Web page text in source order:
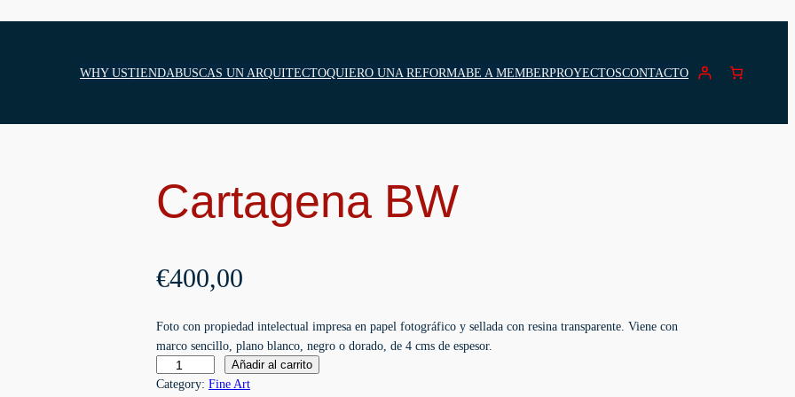
WHY USTIENDABUSCAS UN ARQUITECTOQUIERO UNA REFORMABE A MEMBERPROYECTOSCONTACTO
Cartagena BW
€400,00
Foto con propiedad intelectual impresa en papel fotográfico y sellada con resina transparente. Viene con
marco sencillo, plano blanco, negro o dorado, de 4 cms de espesor.
a
Añadir al carrito
Category: Fine Art